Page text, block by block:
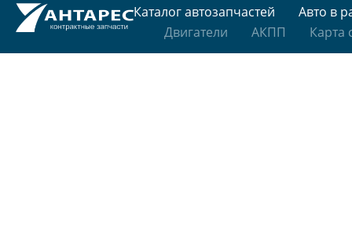
Каталог автозапчастей
Авто в
Двигатели
АКПП Карта